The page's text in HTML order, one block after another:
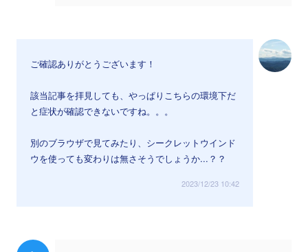
ご確認ありがとうございます！
該当記事を拝見しても、やっぱりこちらの環境下だ
と症状が確認できないですね。。。
別のブラウザで見てみたり、シークレットウインド
ウを使っても変わりは無さそうでしょうか...？？
2023/12/23 10:42